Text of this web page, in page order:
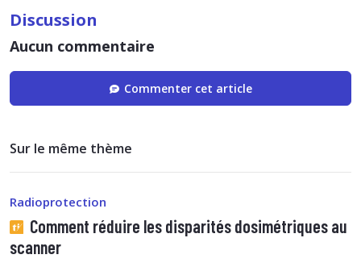
Discussion
Aucun commentaire
Commenter cet article
Sur le même thème
Radioprotection
Comment réduire les disparités dosimétriques au
scanner